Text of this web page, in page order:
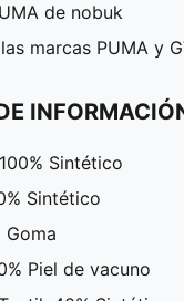
de nobuk
marcas PUMA y
Sintético
Sintético
Goma
Piel de vacuno